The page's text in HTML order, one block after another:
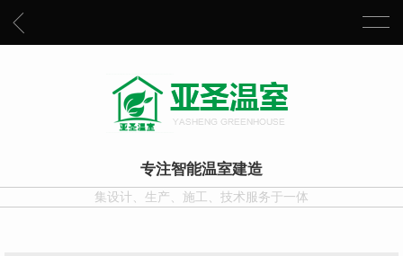
专注智能温室建造
集设计、生产、施工、技术服务于一体